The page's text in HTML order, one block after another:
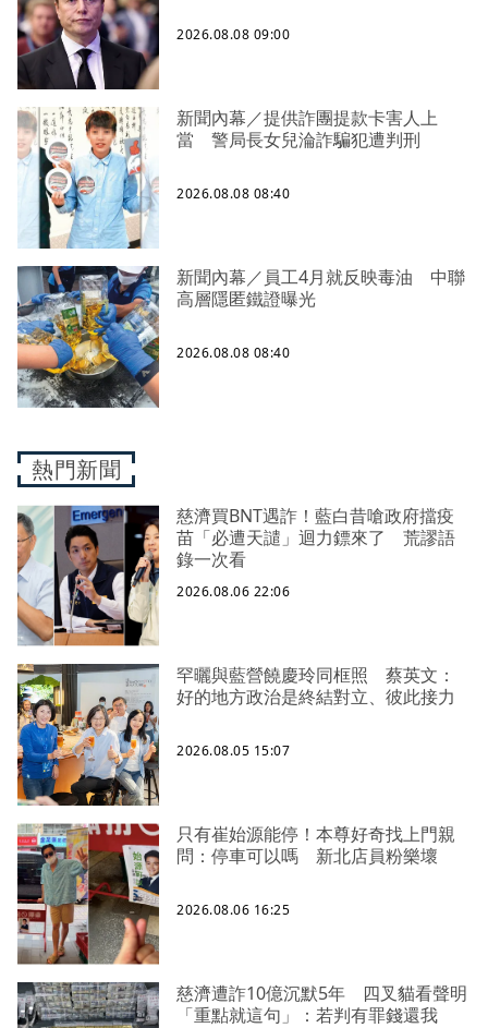
2026.08.08 09:00
新聞內幕／提供詐團提款卡害人上
當 警局長女兒淪詐騙犯遭判刑
2026.08.08 08:40
新聞內幕／員工4月就反映毒油 中聯
高層隱匿鐵證曝光
2026.08.08 08:40
熱門新聞
慈濟買BNT遇詐！藍白昔嗆政府擋疫
苗「必遭天譴」迴力鏢來了 荒謬語
錄一次看
2026.08.06 22:06
罕曬與藍營饒慶玲同框照 蔡英文：
好的地方政治是終結對立、彼此接力
2026.08.05 15:07
只有崔始源能停！本尊好奇找上門親
問：停車可以嗎 新北店員粉樂壞
2026.08.06 16:25
慈濟遭詐10億沉默5年 四叉貓看聲明
「重點就這句」：若判有罪錢還我